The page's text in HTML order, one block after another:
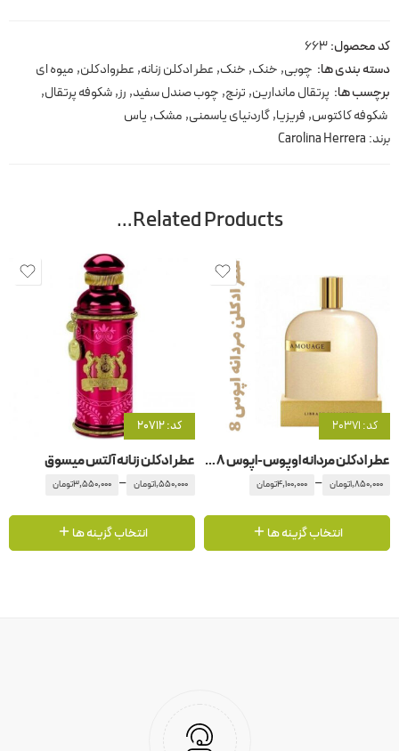
کد محصول:663
دسته بندی ها: چوبی, خنک, خنک, عطر ادکلن زنانه, عطروادکلن, میوه ای
برچسب ها: پرتقال ماندارین, ترنج, چوب صندل سفید, رز,شکوفه پرتقال,
شکوفه کاکتوس, فریزیا,گاردنیای یاسمنی, مشک, یاس
برند: Carolina Herrera
Related Products…
کد: 20371
عطر ادکلن مردانه اوپوس-اپوس 8 آمواج – آمواژ اوپوس
1,850,000تومان –
4,100,000تومان
انتخاب گزینه ها
کد: 20712
عطر ادکلن زنانه آلتس میسوق
1,550,000تومان –
3,550,000تومان
انتخاب گزینه ها